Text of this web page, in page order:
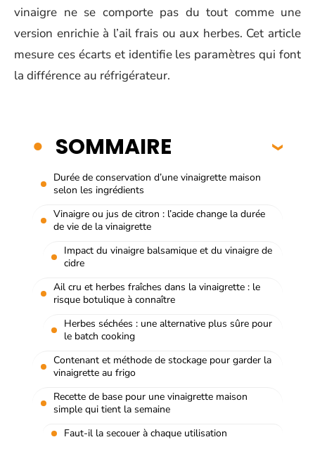
vinaigre ne se comporte pas du tout comme une
version enrichie à l’ail frais ou aux herbes. Cet article
mesure ces écarts et identifie les paramètres qui font
la différence au réfrigérateur.
SOMMAIRE
Durée de conservation d’une vinaigrette maison
selon les ingrédients
Vinaigre ou jus de citron : l’acide change la durée
de vie de la vinaigrette
Impact du vinaigre balsamique et du vinaigre de
cidre
Ail cru et herbes fraîches dans la vinaigrette : le
risque botulique à connaître
Herbes séchées : une alternative plus sûre pour
le batch cooking
Contenant et méthode de stockage pour garder la
vinaigrette au frigo
Recette de base pour une vinaigrette maison
simple qui tient la semaine
Faut-il la secouer à chaque utilisation